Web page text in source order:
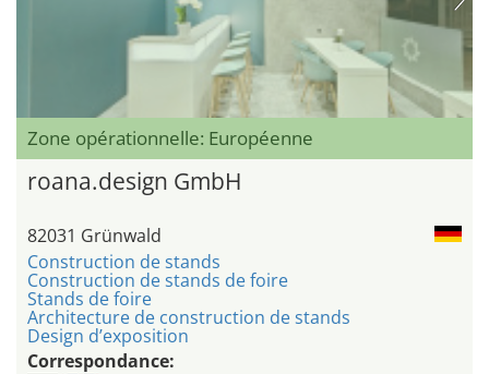
Zone opérationnelle: Européenne
roana.design GmbH
82031 Grünwald
Construction de stands
Construction de stands de foire
Stands de foire
Architecture de construction de stands
Design d’exposition
Correspondance: